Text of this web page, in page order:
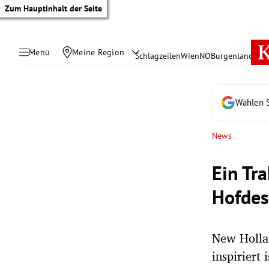
Zum Hauptinhalt der Seite
Menü Meine Region SchlagzeilenWienNÖBurgenland
Wählen
News
Ein
New
inspiriert